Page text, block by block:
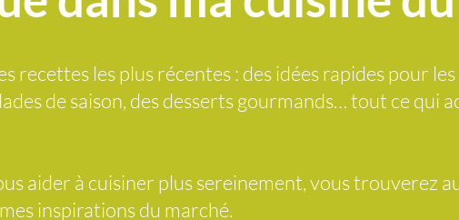
recettes les plus récentes : des idées rapides pour
de saison, des desserts gourmands… tout ce qui
aider à cuisiner plus sereinement, vous trouverez
inspirations du marché.